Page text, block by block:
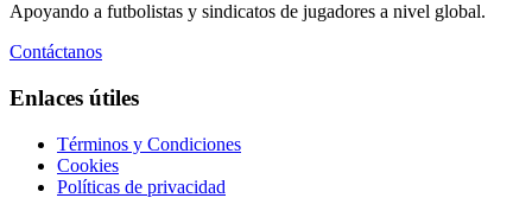
Apoyando a futbolistas y sindicatos de jugadores a nivel global.
Contáctanos
Enlaces útiles
Términos y Condiciones
Cookies
Políticas de privacidad